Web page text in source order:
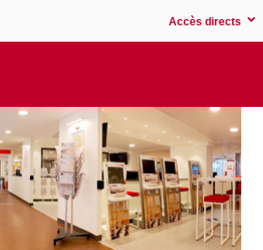
Accès directs